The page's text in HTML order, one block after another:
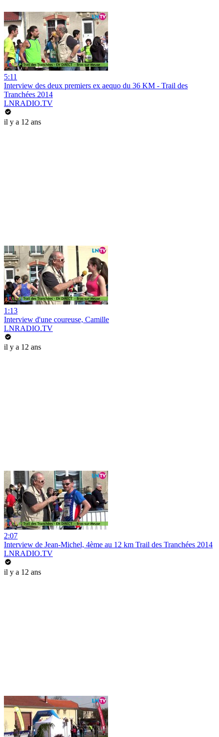
5:11
Interview des deux premiers ex aequo du 36 KM - Trail des
Tranchées 2014
LNRADIO.TV
il y a 12 ans
1:13
Interview d'une coureuse, Camille
LNRADIO.TV
il y a 12 ans
2:07
Interview de Jean-Michel, 4ème au 12 km Trail des Tranchées 2014
LNRADIO.TV
il y a 12 ans